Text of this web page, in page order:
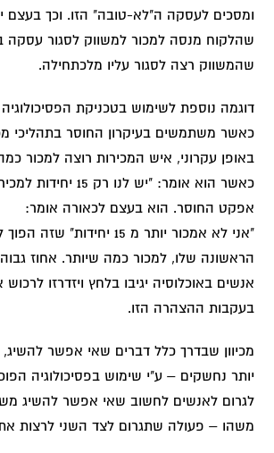
ומסכים לעסקה ה"לא-טובה" הזו. וכך בעצם
שהלקוח מנסה למכור למשווק לסגור עסקה
שהמשווק רצה לסגור עליו מלכתחילה.
דוגמה נוספת לשימוש בטכניקת
כאשר משתמשים בעיקרון החוסר בתהליכי
באופן עקרוני, איש המכירות רוצה למכור
כאשר הוא אומר: "יש לנו רק
אפקט החוסר. הוא בעצם לכאורה אומר:
"אני לא אמכור יותר מ 15 יחידות"
הראשונה שלו, למכור כמה שיותר. אחוז
אנשים באוכלוסיה יגיבו בלחץ ויזדרזו
בעקבות ההצהרה הזו.
מכיוון שבדרך כלל דברים שאי אפשר להשיג,
יותר נחשקים – ע"י שימוש בפסיכולוגיה
לגרום לאנשים לחשוב שאי אפשר להשיג
משהו – פעולה שתגרום לצד השני לרצות